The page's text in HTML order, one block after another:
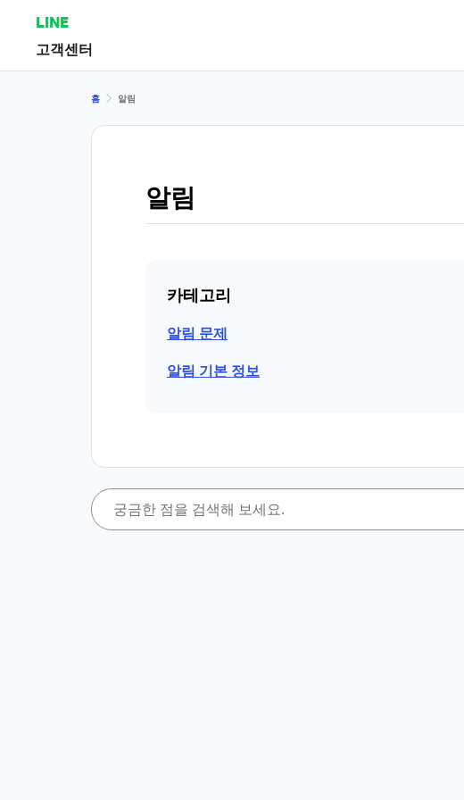
LINE
고객센터
홈 알림
알림
카테고리
알림 문제
알림 기본 정보